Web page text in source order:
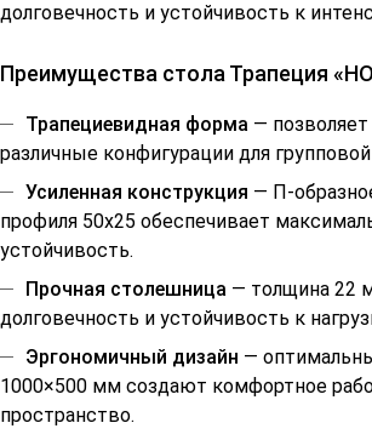
долговечность и устойчивость к
Преимущества стола Трапеция
Трапециевидная форма —
различные конфигурации для
Усиленная конструкция — П-
профиля 50x25 обеспечивает
устойчивость.
Прочная столешница — толщина 22
долговечность и устойчивость к
Эргономичный дизайн —
1000×500 мм создают комфортное
пространство.